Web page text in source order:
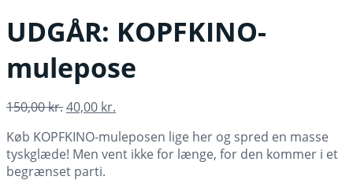
UDGÅR: KOPFKINO-
mulepose
150,00kr.Den
pris
var:
150,00 kr..
40,00 kr.
pris
er:
Køb KOPFKINO-muleposen lige her og spred en masse
tyskglæde! Men vent ikke for længe, for den kommer i et
begrænset parti.